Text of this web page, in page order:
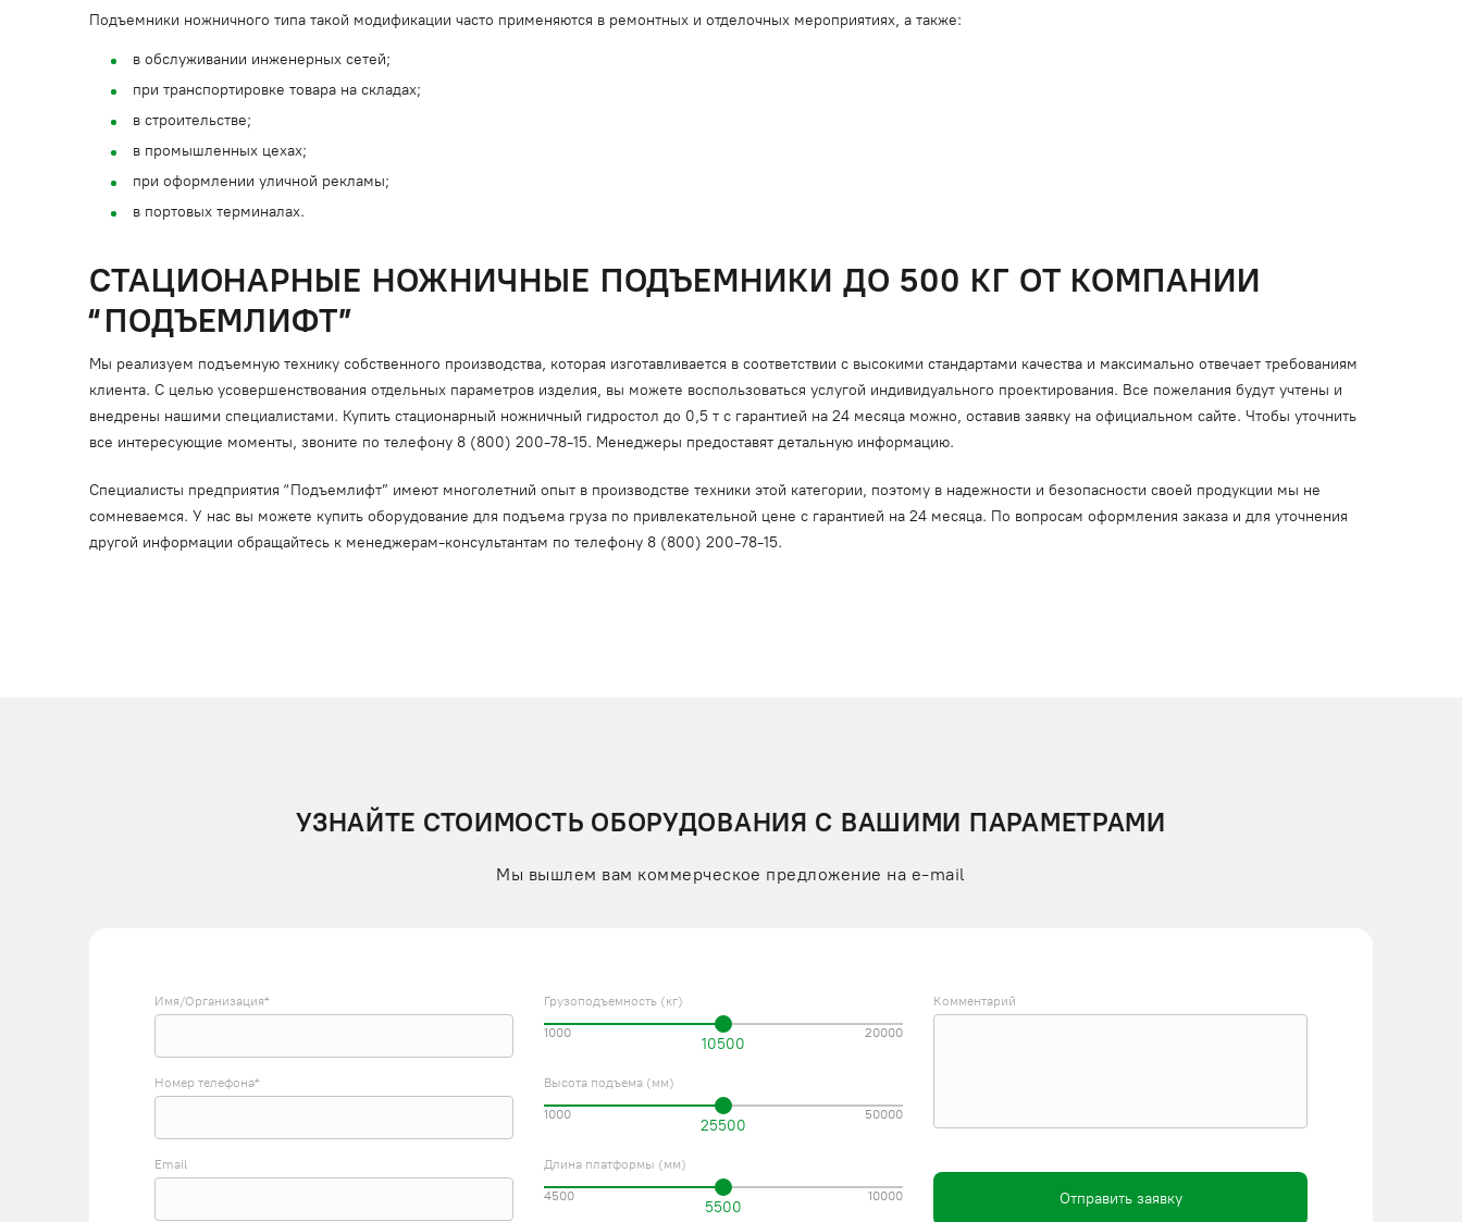
Подъемники ножничного типа такой модификации часто применяются в ремонтных и отделочных мероприятиях, а также:
в обслуживании инженерных сетей;
при транспортировке товара на складах;
в строительстве;
в промышленных цехах;
при оформлении уличной рекламы;
в портовых терминалах.
СТАЦИОНАРНЫЕ НОЖНИЧНЫЕ ПОДЪЕМНИКИ ДО 500 КГ ОТ КОМПАНИИ
“ПОДЪЕМЛИФТ”
Мы реализуем подъемную технику собственного производства, которая изготавливается в соответствии с высокими стандартами качества и максимально отвечает требованиям
клиента. С целью усовершенствования отдельных параметров изделия, вы можете воспользоваться услугой индивидуального проектирования. Все пожелания будут учтены и
внедрены нашими специалистами. Купить стационарный ножничный гидростол до 0,5 т с гарантией на 24 месяца можно, оставив заявку на официальном сайте. Чтобы уточнить
все интересующие моменты, звоните по телефону 8 (800) 200-78-15. Менеджеры предоставят детальную информацию.
Специалисты предприятия “Подъемлифт” имеют многолетний опыт в производстве техники этой категории, поэтому в надежности и безопасности своей продукции мы не
сомневаемся. У нас вы можете купить оборудование для подъема груза по привлекательной цене с гарантией на 24 месяца. По вопросам оформления заказа и для уточнения
другой информации обращайтесь к менеджерам-консультантам по телефону 8 (800) 200-78-15.
УЗНАЙТЕ СТОИМОСТЬ ОБОРУДОВАНИЯ С ВАШИМИ ПАРАМЕТРАМИ
Мы вышлем вам коммерческое предложение на e-mail
Имя/Организация*
Номер телефона*
Email
Грузоподъемность (кг)
10500
1000 20000
Высота подъема (мм)
25500
1000 50000
Длина платформы (мм)
5500
4500 10000
Комментарий
Отправить заявку